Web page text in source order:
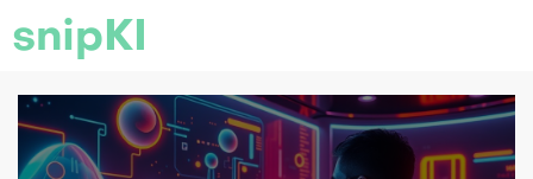
snipKI